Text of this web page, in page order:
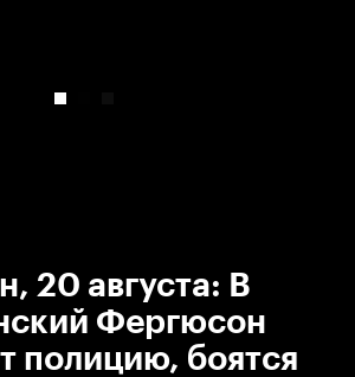
20 августа: В
Фергюсон
полицию, боятся